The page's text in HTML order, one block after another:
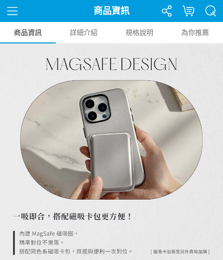
商品資訊
商品資訊 詳細介紹 規格說明 為你推薦